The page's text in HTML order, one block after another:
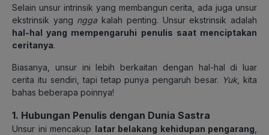
Selain unsur intrinsik yang membangun cerita, ada juga unsur
ekstrinsik yang ngga kalah penting. Unsur ekstrinsik adalah
hal-hal yang mempengaruhi penulis saat menciptakan
ceritanya.
Biasanya, unsur ini lebih berkaitan dengan hal-hal di luar
cerita itu sendiri, tapi tetap punya pengaruh besar. Yuk, kita
bahas beberapa poinnya!
1. Hubungan Penulis dengan Dunia Sastra
Unsur ini mencakup latar belakang kehidupan pengarang